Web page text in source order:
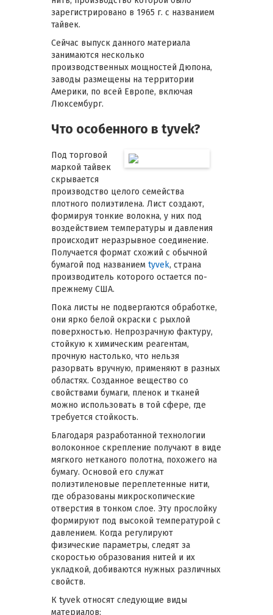
зарегистрировано в 1965 г. с названием
тайвек.
Сейчас выпуск данного материала
занимаются несколько
производственных мощностей Дюпона,
заводы размещены на территории
Америки, по всей Европе, включая
Люксембург.
Что особенного в tyvek?
Под торговой
маркой тайвек
скрывается
производство целого семейства
плотного полиэтилена. Лист создают,
формируя тонкие волокна, у них под
воздействием температуры и давления
происходит неразрывное соединение.
Получается формат схожий с обычной
бумагой под названием tyvek, страна
производитель которого остается по-
прежнему США.
Пока листы не подвергаются обработке,
они ярко белой окраски с рыхлой
поверхностью. Непрозрачную фактуру,
стойкую к химическим реагентам,
прочную настолько, что нельзя
разорвать вручную, применяют в разных
областях. Созданное вещество со
свойствами бумаги, пленок и тканей
можно использовать в той сфере, где
требуется стойкость.
Благодаря разработанной технологии
волоконное скрепление получают в виде
мягкого нетканого полотна, похожего на
бумагу. Основой его служат
полиэтиленовые переплетенные нити,
где образованы микроскопические
отверстия в тонком слое. Эту прослойку
формируют под высокой температурой с
давлением. Когда регулируют
физические параметры, следят за
скоростью образования нитей и их
укладкой, добиваются нужных различных
свойств.
К tyvek относят следующие виды
материалов: